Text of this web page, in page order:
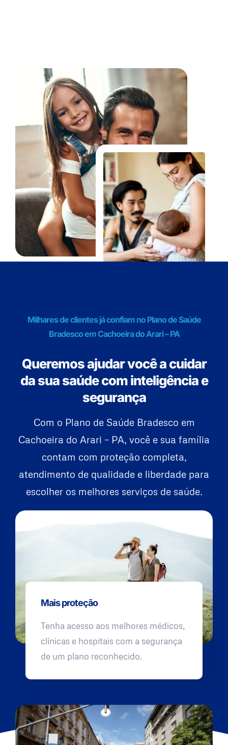
Milhares de clientes já confiam no Plano de Saúde
Bradesco em Cachoeira do Arari – PA
Queremos ajudar você a cuidar
da sua saúde com inteligência e
segurança
Com o Plano de Saúde Bradesco em
Cachoeira do Arari – PA, você e sua família
contam com proteção completa,
atendimento de qualidade e liberdade para
escolher os melhores serviços de saúde.
Mais proteção
Tenha acesso aos melhores médicos,
clínicas e hospitais com a segurança
de um plano reconhecido.